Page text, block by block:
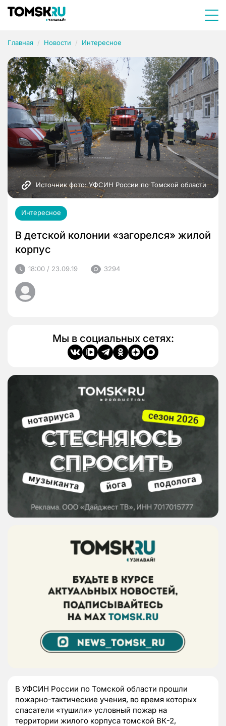
Главная Новости Интересное
Источник фото: УФСИН России по Томской области
Интересное
В детской колонии «загорелся» жилой
корпус
18:00 / 23.09.19 3294
Мы в социальных сетях:
В УФСИН России по Томской области прошли
пожарно-тактические учения, во время которых
спасатели «тушили» условный пожар на
территории жилого корпуса томской ВК-2,